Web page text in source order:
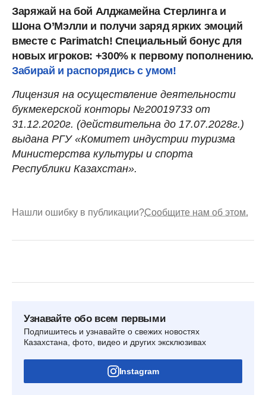
Заряжай на бой Алджамейна Стерлинга и
Шона О’Мэлли и получи заряд ярких эмоций
вместе с Parimatch! Специальный бонус для
новых игроков: +300% к первому пополнению.
Забирай и распорядись с умом!
Лицензия на осуществление деятельности
букмекерской конторы №20019733 от
31.12.2020г. (действительна до 17.07.2028г.)
выдана РГУ «Комитет индустрии туризма
Министерства культуры и спорта
Республики Казахстан».
Нашли ошибку в публикации?Сообщите нам об этом.
Узнавайте обо всем первыми
Подпишитесь и узнавайте о свежих новостях
Казахстана, фото, видео и других эксклюзивах
Instagram